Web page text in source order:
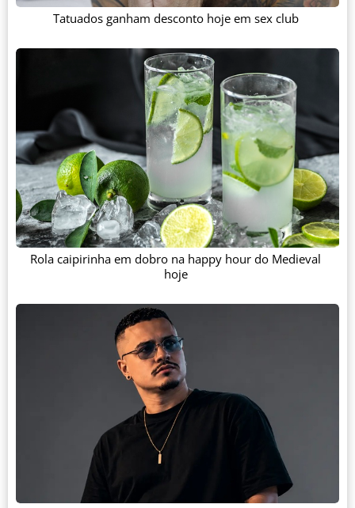
Tatuados ganham desconto hoje em sex club
Rola caipirinha em dobro na happy hour do Medieval
hoje